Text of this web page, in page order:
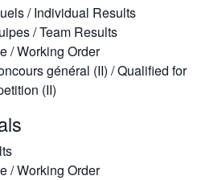
/ Individual Results
/ Team Results
/ Working Order
général (II) / Qualified for
(II)
/ Working Order